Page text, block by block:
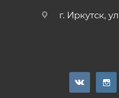
г. Иркутск,